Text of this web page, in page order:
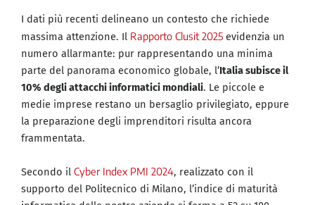
I dati più recenti delineano un contesto che richiede
massima attenzione. Il Rapporto Clusit 2025 evidenzia un
numero allarmante: pur rappresentando una minima
parte del panorama economico globale, l’Italia subisce il
10% degli attacchi informatici mondiali. Le piccole e
medie imprese restano un bersaglio privilegiato, eppure
la preparazione degli imprenditori risulta ancora
frammentata.
Secondo il Cyber Index PMI 2024, realizzato con il
supporto del Politecnico di Milano, l’indice di maturità